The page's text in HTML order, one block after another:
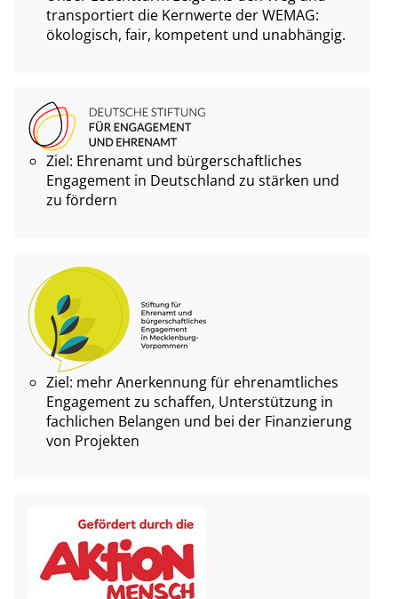
transportiert die Kernwerte der WEMAG:
ökologisch, fair, kompetent und unabhängig.
Ziel: Ehrenamt und bürgerschaftliches
Engagement in Deutschland zu stärken und
zu fördern
Ziel: mehr Anerkennung für ehrenamtliches
Engagement zu schaffen, Unterstützung in
fachlichen Belangen und bei der Finanzierung
von Projekten